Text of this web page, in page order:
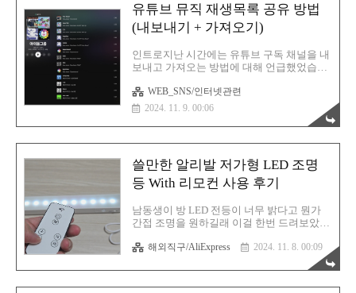
보이는 위치에 메모 후 딱! 붙여놓는거죠. 윈
도우 스티커(Sticky) 또한 그렇습니다. 텍스
트를 입력 후 윈도우 바탕화면에 딱! 고정합
니다. 스티커 메모는 이렇게 띄웁니다. 윈도
우 검색창에 한글로 스티커라고 입력해 보세
요. 그러면 바로 최상단에 스티커 메모 앱이
보일겁니다. 바로 실행하세요. 저는 이렇게
지금 글쓰기 주제들을 대략적으로 적어두었
습니다. 여기까지..
유튜브 뮤직 재생목록 공유 방법
(내보내기 + 가져오기)
인트로지난 시간에는 유튜브 구독 채널을 내
보내고 가져오는 방법에 대해 언급했었습니
어진 해프닝... 어쩔 수 없죠. (구글 네놈들도
다른 나라에 본사 세워서 탈세하는 주제에
으으~!) 아무튼! 그래서 유튜브 프리미엄 계
정을 다시 저의 원래 구글 본 계정으로 재가
입을 진행했으며 그와 더불어 유튜브 뮤직도
습니다. 참고로 자동은 없어요. 의외로 이런
부분은 불친절한 유튜브입니다. 유튜브 구독
정보 내보내기 + 가져오기 쉽게 하는 방법
(With 크롬 브라우저) 유튜브 구독 정보 내보
내기 + 가져오기 쉽게 하는 방법 (With 크롬
브라우저)사실 저는 유튜브 명예 인도인으로
서 아주 꿀 빨고 있었습니다. 하지만 이제 막
WEB_SNS/인터넷관련
2024. 11. 9. 00:06
쓸만한 알리발 저가형 LED 조명
등 With 리모컨 사용 후기
남동생이 방 LED 전등이 너무 밝다고 뭔가
간접 조명을 원하길래 이걸 한번 드려보았습
성능이 좋기로 댓글에서 소문이 나있길래 한
번 믿져야 본전이다는 생각으로 사봤단 말이
죠? 혹시라도 LED 조명등 검색을 통해 들어
오셨다면 한번 여러분들도 스윽 훑어보시면
해외직구/AliExpress 2024. 11. 8. 00:09